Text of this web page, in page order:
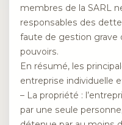
membres de la SARL
responsables des
faute de gestion grave
pouvoirs.
En résumé, les
entreprise individuelle
– La propriété :
par une seule